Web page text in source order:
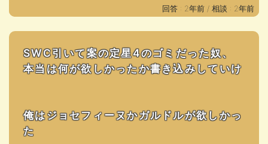
回答 : 2年前 / 相談 : 2年前
SWC引いて案の定星4のゴミだった奴、
本当は何が欲しかったか書き込みしていけ
俺はジョセフィーヌかガルドルが欲しかっ
た